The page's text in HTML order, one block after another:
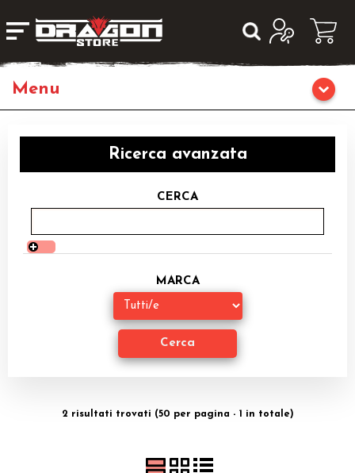
Giochi da Tavolo
Giochi di Ruolo
Librigame
Giochi di Carte Collezionabili
Accessori
Ricerca avanzata
CERCA
MARCA
2 risultati trovati (50 per pagina - 1 in totale)